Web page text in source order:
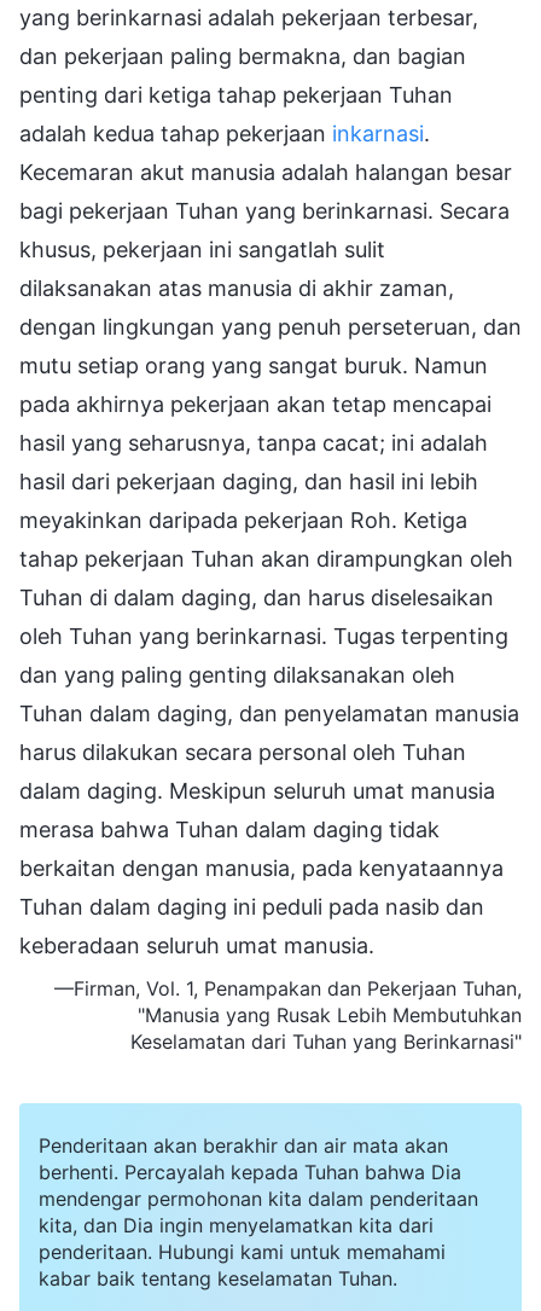
yang berinkarnasi adalah pekerjaan terbesar,
dan pekerjaan paling bermakna, dan bagian
penting dari ketiga tahap pekerjaan Tuhan
adalah kedua tahap pekerjaan inkarnasi.
Kecemaran akut manusia adalah halangan besar
bagi pekerjaan Tuhan yang berinkarnasi. Secara
khusus, pekerjaan ini sangatlah sulit
dilaksanakan atas manusia di akhir zaman,
dengan lingkungan yang penuh perseteruan, dan
mutu setiap orang yang sangat buruk. Namun
pada akhirnya pekerjaan akan tetap mencapai
hasil yang seharusnya, tanpa cacat; ini adalah
hasil dari pekerjaan daging, dan hasil ini lebih
meyakinkan daripada pekerjaan Roh. Ketiga
tahap pekerjaan Tuhan akan dirampungkan oleh
Tuhan di dalam daging, dan harus diselesaikan
oleh Tuhan yang berinkarnasi. Tugas terpenting
dan yang paling genting dilaksanakan oleh
Tuhan dalam daging, dan penyelamatan manusia
harus dilakukan secara personal oleh Tuhan
dalam daging. Meskipun seluruh umat manusia
merasa bahwa Tuhan dalam daging tidak
berkaitan dengan manusia, pada kenyataannya
Tuhan dalam daging ini peduli pada nasib dan
keberadaan seluruh umat manusia.
—Firman, Vol. 1, Penampakan dan Pekerjaan Tuhan,
"Manusia yang Rusak Lebih Membutuhkan
Keselamatan dari Tuhan yang Berinkarnasi"
Penderitaan akan berakhir dan air mata akan
berhenti. Percayalah kepada Tuhan bahwa Dia
mendengar permohonan kita dalam penderitaan
kita, dan Dia ingin menyelamatkan kita dari
penderitaan. Hubungi kami untuk memahami
kabar baik tentang keselamatan Tuhan.